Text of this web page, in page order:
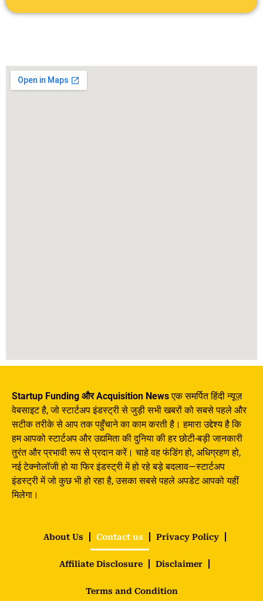
Startup Funding और Acquisition Newsएक समर्पित हिंदी न्यूज़
वेबसाइट है, जो स्टार्टअप इंडस्ट्री से जुड़ी सभी खबरों को सबसे पहले और
सटीक तरीके से आप तक पहुँचाने का काम करती है। हमारा उद्देश्य है कि
हम आपको स्टार्टअप और उद्यमिता की दुनिया की हर छोटी-बड़ी जानकारी
तुरंत और प्रभावी रूप से प्रदान करें। चाहे वह फंडिंग हो, अधिग्रहण हो,
नई टेक्नोलॉजी हो या फिर इंडस्ट्री में हो रहे बड़े बदलाव—स्टार्टअप
इंडस्ट्री में जो कुछ भी हो रहा है, उसका सबसे पहले अपडेट आपको यहीं
मिलेगा।
About Us Contact us Privacy Policy
Affiliate Disclosure Disclaimer
Terms and Condition